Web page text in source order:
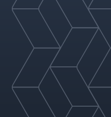
、入口分配器、合体お
エリミネーター、ボル
含む完全なシステムを
ための専門的なソリュー
ます。二相分離と三相分
、供給特性と分離要件
適化します。